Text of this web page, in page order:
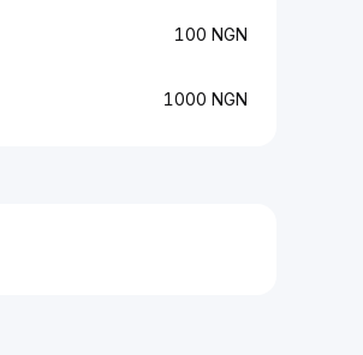
100 NGN
1000 NGN